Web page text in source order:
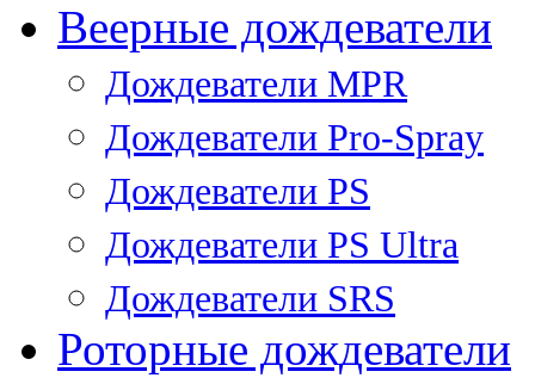
Веерные дождеватели
Дождеватели MPR
Дождеватели Pro-Spray
Дождеватели PS
Дождеватели PS Ultra
Дождеватели SRS
Роторные дождеватели